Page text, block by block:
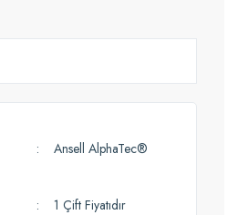
Ansell AlphaTec®
1 Çift Fiyatıdır